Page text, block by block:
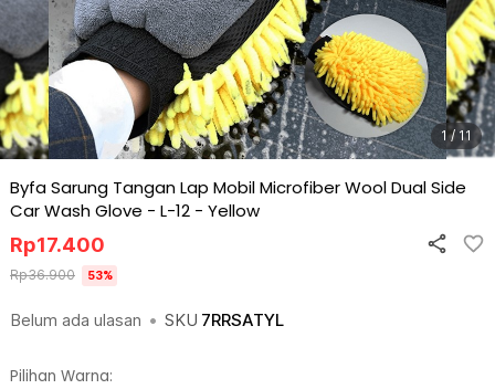
1 / 11
Byfa Sarung Tangan Lap Mobil Microfiber Wool Dual Side
Car Wash Glove - L-12 - Yellow
Belum ada ulasan • SKU 7RRSATYL
Rp17.400
Rp36.900 53%
Pilihan Warna: